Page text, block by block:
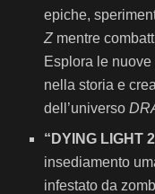
epiche,
Z mentre
Esplora le
nella storia e
dell’universo
“DYING LIGHT
insediamento
infestato da